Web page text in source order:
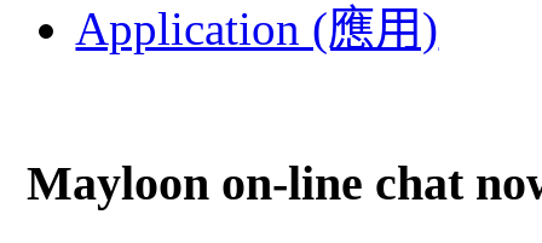
Application (應用)
Mayloon on-line chat